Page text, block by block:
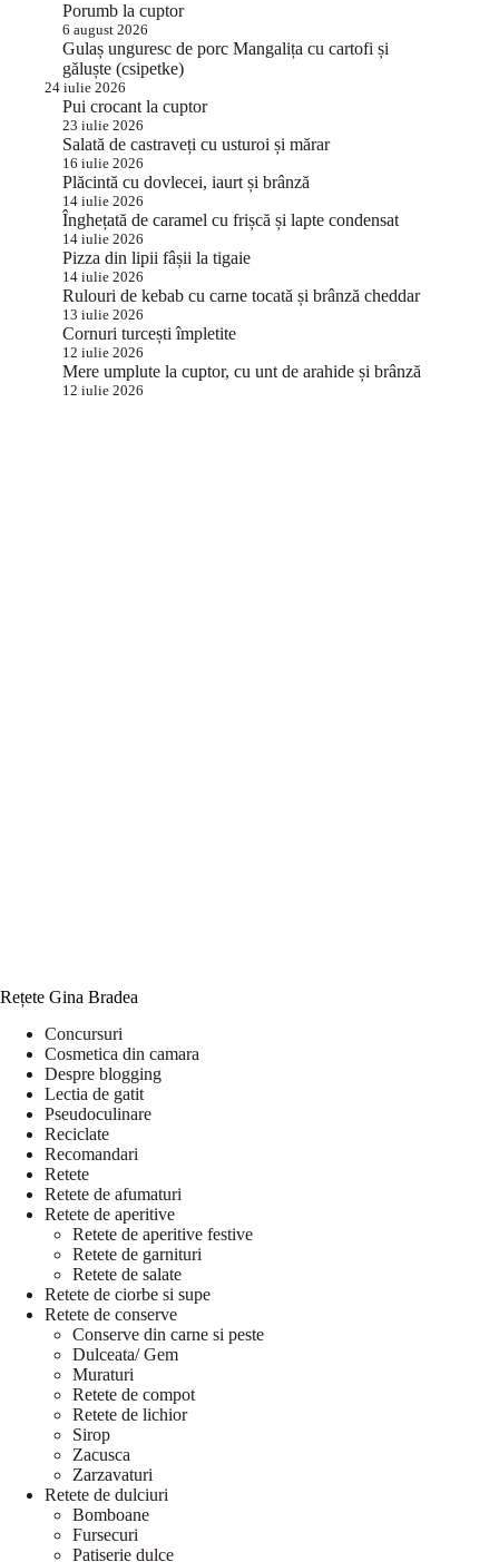
Porumb la cuptor
6 august 2026
Gulaș unguresc de porc Mangalița cu cartofi și
găluște (csipetke)
24 iulie 2026
Pui crocant la cuptor
23 iulie 2026
Salată de castraveți cu usturoi și mărar
16 iulie 2026
Plăcintă cu dovlecei, iaurt și brânză
14 iulie 2026
Înghețată de caramel cu frișcă și lapte condensat
14 iulie 2026
Pizza din lipii fâșii la tigaie
14 iulie 2026
Rulouri de kebab cu carne tocată și brânză cheddar
13 iulie 2026
Cornuri turcești împletite
12 iulie 2026
Mere umplute la cuptor, cu unt de arahide și brânză
12 iulie 2026
Rețete Gina Bradea
Concursuri
Cosmetica din camara
Despre blogging
Lectia de gatit
Pseudoculinare
Reciclate
Recomandari
Retete
Retete de afumaturi
Retete de aperitive
Retete de aperitive festive
Retete de garnituri
Retete de salate
Retete de ciorbe si supe
Retete de conserve
Conserve din carne si peste
Dulceata/ Gem
Muraturi
Retete de compot
Retete de lichior
Sirop
Zacusca
Zarzavaturi
Retete de dulciuri
Bomboane
Fursecuri
Patiserie dulce